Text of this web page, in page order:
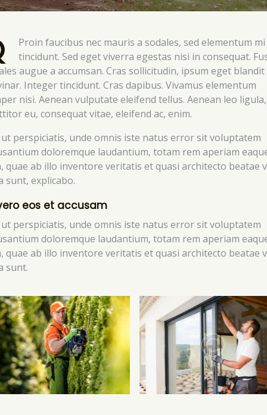
Proin faucibus nec mauris a sodales, sed elementum mi
tincidunt. Sed eget viverra egestas nisi in consequat.
augue a accumsan. Cras sollicitudin, ipsum eget blandit
Integer tincidunt. Cras dapibus. Vivamus elementum
nisi. Aenean vulputate eleifend tellus. Aenean leo ligula,
eu, consequat vitae, eleifend ac, enim.
ut perspiciatis, unde omnis iste natus error sit voluptatem
doloremque laudantium, totam rem aperiam
quae ab illo inventore veritatis et quasi architecto beatae
sunt, explicabo.
eos et accusam
ut perspiciatis, unde omnis iste natus error sit voluptatem
doloremque laudantium, totam rem aperiam
quae ab illo inventore veritatis et quasi architecto beatae
sunt.